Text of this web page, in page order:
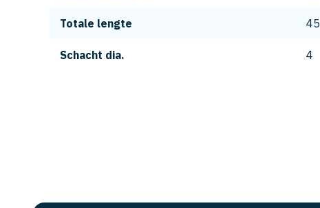
Totale lengte 45
Schacht dia. 4